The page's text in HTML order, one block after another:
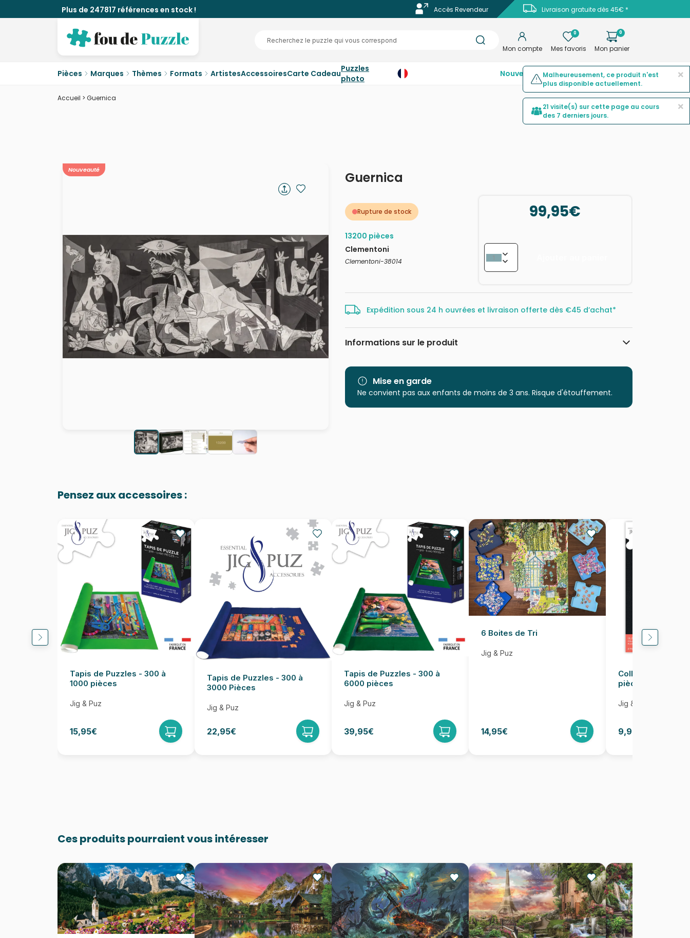
Plus de 247817 références en stock ! Livraison gratuite dès 45€ *
Accès Revendeur
Mon compte
0
Mes favoris
0
Mon panier
Pièces Marques Thèmes Formats ArtistesAccessoiresCarte CadeauPuzzles
photo
NouveautésTop ventesPromotions
Accueil > Guernica
Nouveauté Guernica
Rupture de stock
13200 pièces
Clementoni
Clementoni-38014
99,95€
Expédition sous 24 h ouvrées et livraison offerte dès €45 d’achat*
Informations sur le produit
Age
Puzzle pour Adultes (500 à 48.000
Mise en garde
Ne convient pas aux enfants de moins de 3 ans. Risque d'étouffement.
Pensez aux accessoires :
Tapis de Puzzles - 300 à
1000 pièces
Jig & Puz
15,95€
Tapis de Puzzles - 300 à
3000 Pièces
Jig & Puz
22,95€
Tapis de Puzzles - 300 à
6000 pièces
Jig & Puz
39,95€
6 Boites de Tri
Jig & Puz
14,95€
Colle pour Puzzle
pièces
Jig & Puz
9,95€
Ces produits pourraient vous intéresser
×
Malheureusement, ce produit n'est
plus disponible actuellement.
×
21 visite(s) sur cette page au cours
des 7 derniers jours.